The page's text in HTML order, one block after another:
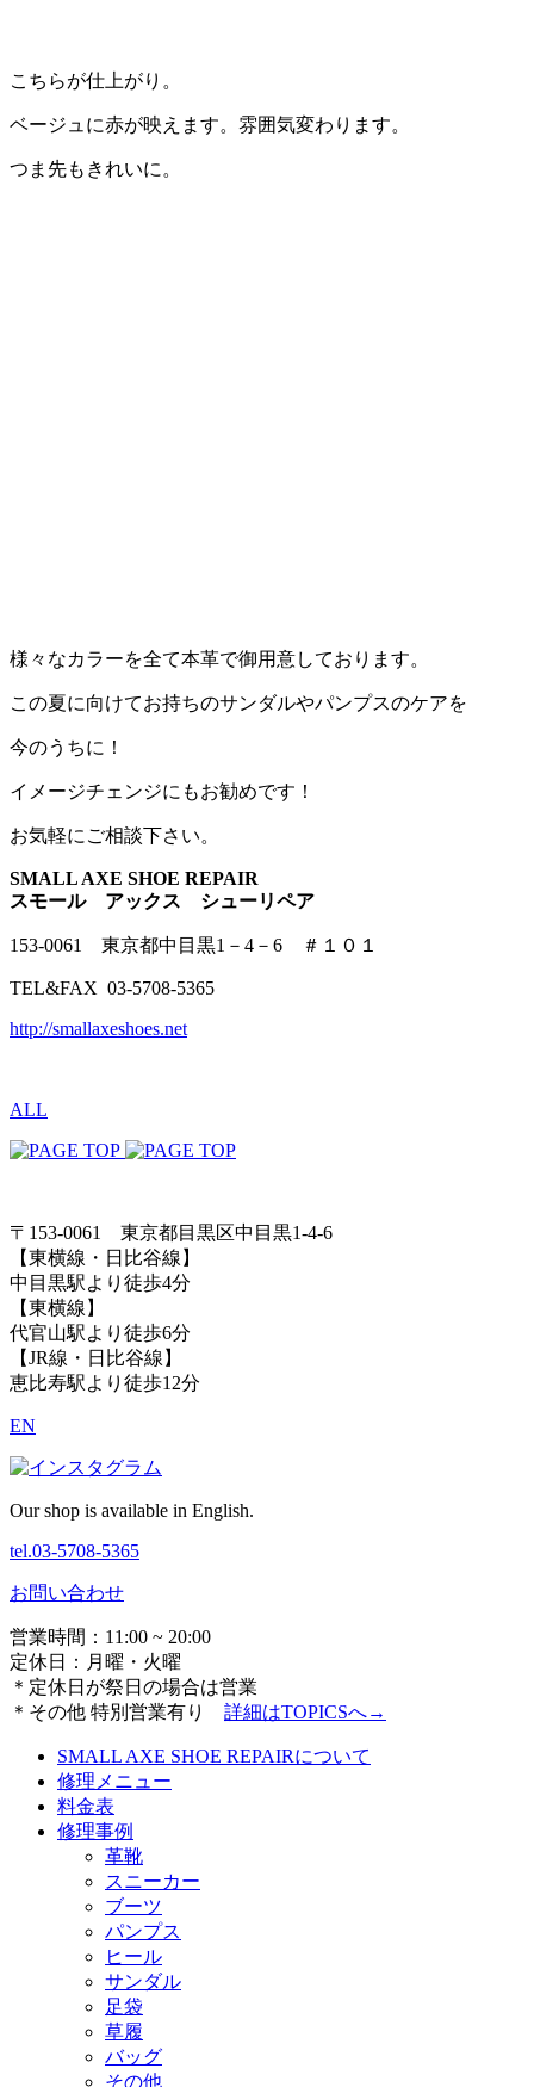
こちらが仕上がり。
ベージュに赤が映えます。雰囲気変わります。
つま先もきれいに。
様々なカラーを全て本革で御用意しております。
この夏に向けてお持ちのサンダルやパンプスのケアを
今のうちに！
イメージチェンジにもお勧めです！
お気軽にご相談下さい。
SMALL AXE SHOE REPAIR
スモール アックス シューリペア
153-0061 東京都中目黒1－4－6 ＃１０１
TEL&FAX 03-5708-5365
http://smallaxeshoes.net
ALL
〒153-0061 東京都目黒区中目黒1-4-6
【東横線・日比谷線】
中目黒駅より徒歩4分
【東横線】
代官山駅より徒歩6分
【JR線・日比谷線】
恵比寿駅より徒歩12分
EN
Our shop is available in English.
tel.03-5708-5365
お問い合わせ
営業時間：11:00 ~ 20:00
定休日：月曜・火曜
＊定休日が祭日の場合は営業
＊その他 特別営業有り 詳細はTOPICSへ→
SMALL AXE SHOE REPAIRについて
修理メニュー
料金表
修理事例
革靴
スニーカー
ブーツ
パンプス
ヒール
サンダル
足袋
草履
バッグ
その他